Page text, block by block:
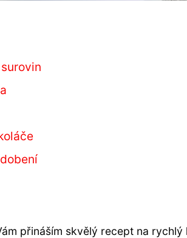
přináším skvělý recept na